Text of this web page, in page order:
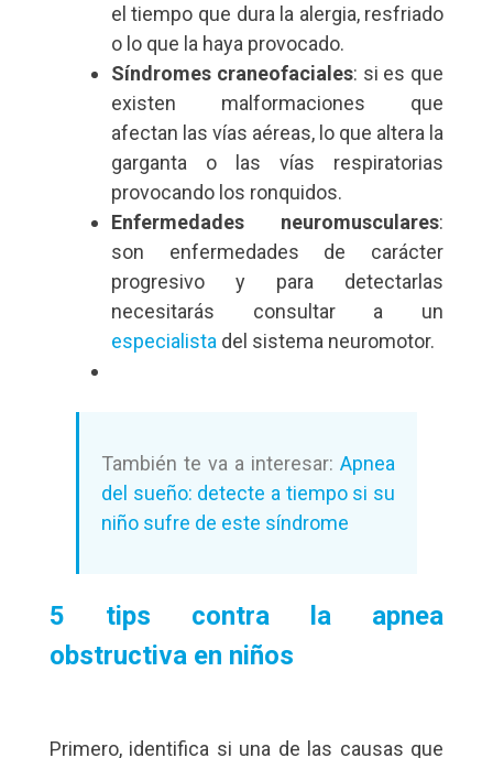
el tiempo que dura la alergia, resfriado
o lo que la haya provocado.
Síndromes craneofaciales: si es que
existen malformaciones que
afectan las vías aéreas, lo que altera la
garganta o las vías respiratorias
provocando los ronquidos.
Enfermedades neuromusculares:
son enfermedades de carácter
progresivo y para detectarlas
necesitarás consultar a un
especialista del sistema neuromotor.
También te va a interesar:Apnea
del sueño: detecte a tiempo si su
niño sufre de este síndrome
5 tips contra la apnea
obstructiva en niños
Primero, identifica si una de las causas que